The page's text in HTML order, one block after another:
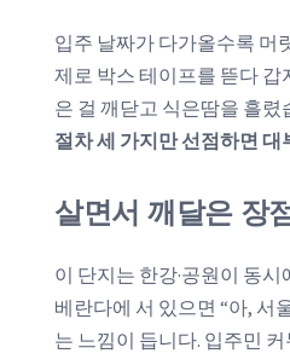
입주 날짜가 다가올수록 머
제로 박스 테이프를 뜯다 갑
은 걸 깨닫고 식은땀을 흘렸
절차 세 가지만 선점하면
살면서 깨달은 장
이 단지는 한강·공원이 동
베란다에 서 있으면 “아, 서
는 느낌이 듭니다. 입주민